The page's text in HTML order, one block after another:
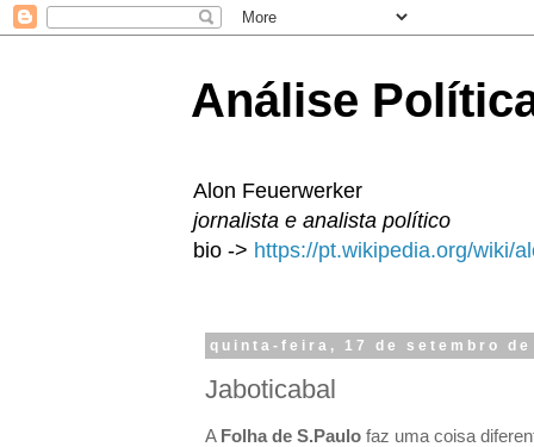
Análise
Alon Feuerwerker
jornalista e analista político
bio -> https://pt.wikipedia.org/wiki/
quinta-feira, 17 de setembro de
Jaboticabal
A Folha de S.Paulo faz uma coisa